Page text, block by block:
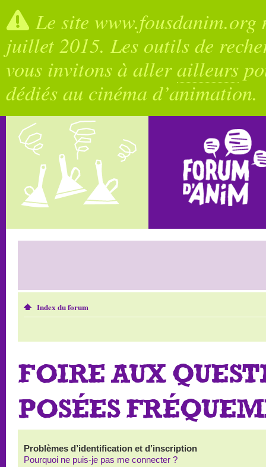
Le site
juillet 2015. Les outils de
vous invitons à allerailleurs
dédiés au cinéma d’animation.
Index du forum
FOIRE AUX
POSÉES
Problèmes d’identification et d’inscription
Pourquoi ne puis-je pas me connecter ?